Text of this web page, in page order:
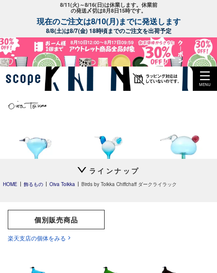
8/11(火)～8/16(日)は休業します。休業前
の発送〆切は8月8日15時です。
現在のご注文は8/10(月)までに発送します
8/8(土)は8/7(金) 18時頃までのご注文を出荷予定
MENU
ー
Anoターコイズ
ラインナップ
HOME 飾るもの Oiva Toikka Birds by Toikka Chiffchaff ダークライラック
個別販売商品
楽天支店の個体をみる